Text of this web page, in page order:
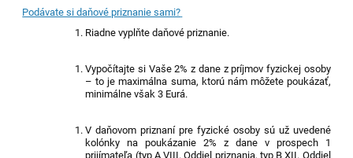
Podávate si daňové priznanie sami?
Riadne vyplňte daňové priznanie.
Vypočítajte si Vaše 2% z dane z príjmov fyzickej osoby
– to je maximálna suma, ktorú nám môžete poukázať,
minimálne však 3 Eurá.
V daňovom priznaní pre fyzické osoby sú už uvedené
kolónky na poukázanie 2% z dane v prospech 1
prijímateľa (typ A VIII. Oddiel priznania, typ B XII. Oddiel